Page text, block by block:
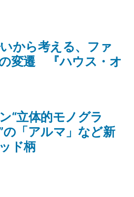
“立体的モノグラ
の「アルマ」など新
ド柄
から考える、ファ
変遷 『ハウス・オ